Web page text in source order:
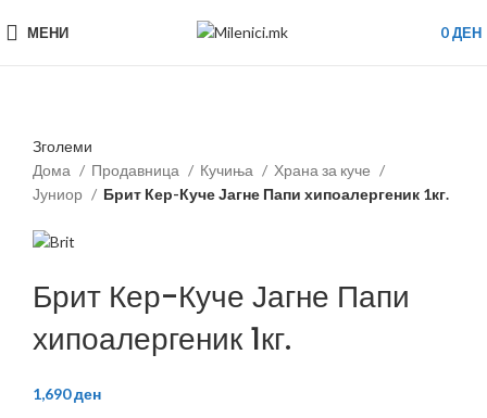
МЕНИ 0ДЕН
Зголеми
Дома
Продавница Кучиња
Храна за куче
Јуниор
Брит Кер-Куче Јагне Папи хипоалергеник 1кг.
Брит Кер-Куче Јагне Папи
хипоалергеник 1кг.
1,690ден